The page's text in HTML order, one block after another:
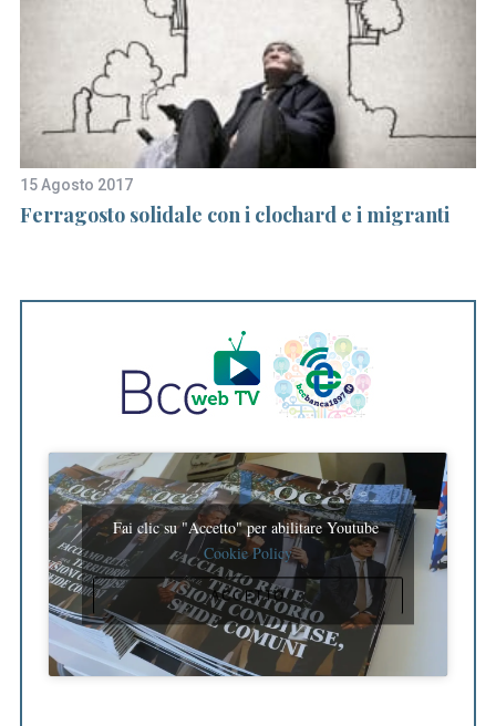
15 Agosto 2017
Ferragosto solidale con i clochard e i migranti
Fai clic su "Accetto" per abilitare Youtube
Cookie Policy
ACCETTO